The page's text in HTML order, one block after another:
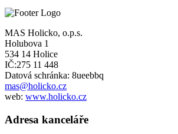
MAS Holicko, o.p.s.
Holubova 1
534 14 Holice
IČ:275 11 448
Datová schránka: 8ueebbq
mas@holicko.cz
web: www.holicko.cz
Adresa kanceláře